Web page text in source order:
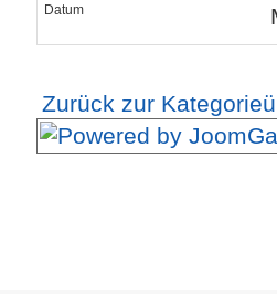
Datum
Zurück zur